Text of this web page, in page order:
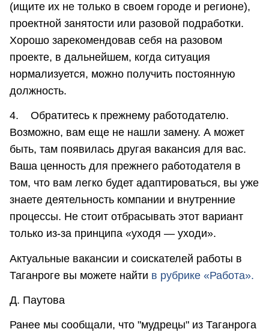
(ищите их не только в своем городе и регионе),
проектной занятости или разовой подработки.
Хорошо зарекомендовав себя на разовом
проекте, в дальнейшем, когда ситуация
нормализуется, можно получить постоянную
должность.
4. Обратитесь к прежнему работодателю.
Возможно, вам еще не нашли замену. А может
быть, там появилась другая вакансия для вас.
Ваша ценность для прежнего работодателя в
том, что вам легко будет адаптироваться, вы уже
знаете деятельность компании и внутренние
процессы. Не стоит отбрасывать этот вариант
только из-за принципа «уходя — уходи».
Актуальные вакансии и соискателей работы в
Таганроге вы можете найти в рубрике «Работа».
Д. Паутова
Ранее мы сообщали, что "мудрецы" из Таганрога